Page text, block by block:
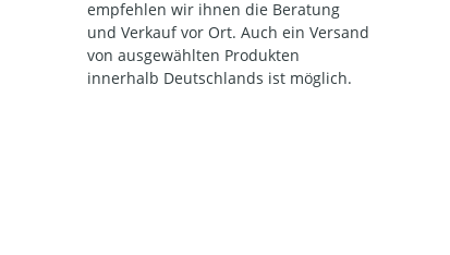
empfehlen wir ihnen die Beratung
und Verkauf vor Ort. Auch ein Versand
von ausgewählten Produkten
innerhalb Deutschlands ist möglich.